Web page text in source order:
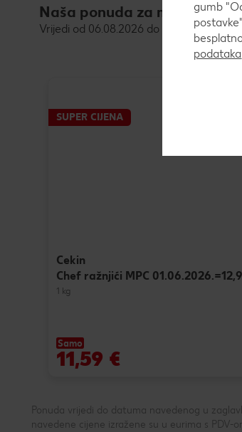
Naša ponuda za meso
Vrijedi od 06.08.2026 do 11.08.2026
SUPER CIJENA
Cekin
Chef ražnjići MPC
1 kg
Samo
11,59 €
Ponuda vrijedi do datuma navedenog u
navedene cijene izražene su u eurima s
gumb
podataka